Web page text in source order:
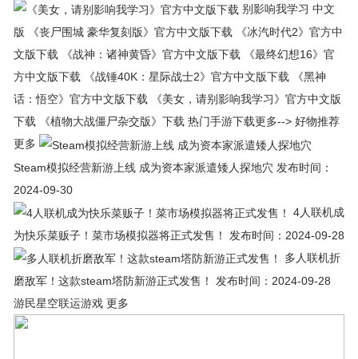
别影响我学习 中文
版 《丧尸围城 豪华复刻版》官方中文版下载 《冰汽时代2》官方中
文版下载 《战神：诸神黄昏》官方中文版下载 《最终幻想16》官
方中文版下载 《战锤40K：星际战士2》官方中文版下载 《黑神
话：悟空》官方中文版下载 《美女，请别影响我学习》官方中文版
下载 《植物大战僵尸杂交版》下载 热门手游下载更多--> 好物推荐
更多
Steam模拟经营新游上线 成为资本家派遣矮人探地穴 发布时间：
2024-09-30
4人联机成
为快乐菜贩子！菜市场模拟器将正式发售！ 发布时间：2024-09-28
多人联机折
磨敌军！这款steam塔防新游正式发售！ 发布时间：2024-09-28
游民星空联运游戏 更多